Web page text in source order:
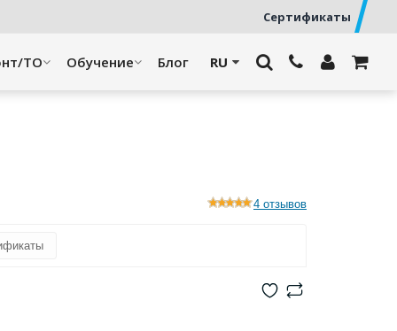
Сертификаты
ТО Обучение Блог
4 отзывов